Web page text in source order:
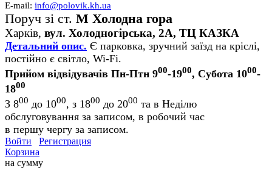
E-mail: info@polovik.kh.ua
Поруч зі ст. М Холодна гора
Харків, вул. Холодногірська, 2А, ТЦ КАЗКА
Детальний опис. Є парковка, зручний заїзд на кріслі,
постійно є світло, Wi-Fi.
Прийом відвідувачів Пн-Птн 900-1900, Субота 1000-
1800
З 800 до 1000, з 1800 до 2000 та в Неділю
обслуговування за записом, в робочий час
в першу чергу за записом.
Войти
Регистрация
Корзина
на сумму